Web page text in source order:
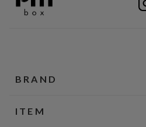
BRAND
ITEM